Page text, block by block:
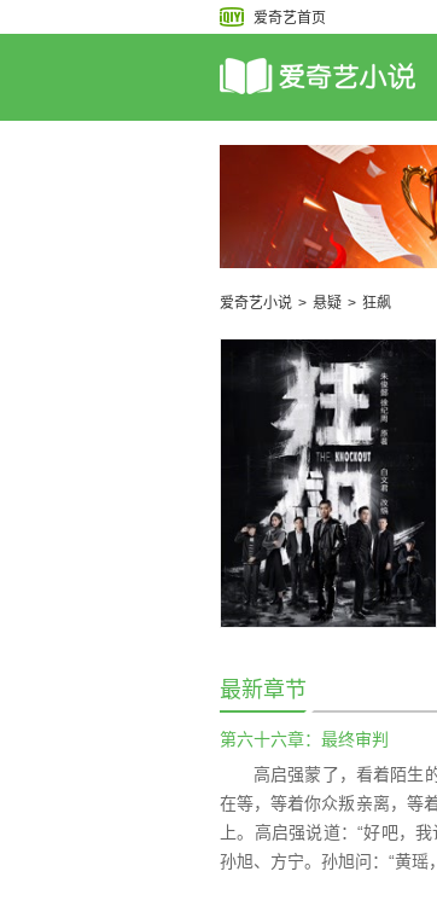
爱奇艺首页
爱奇艺小说 > 悬疑 > 狂飙
最新章节
第六十六章：最终审判
高启强蒙了，看着陌生
在等，等着你众叛亲离，等
上。高启强说道：“好吧，
孙旭、方宁。孙旭问：“黄瑶